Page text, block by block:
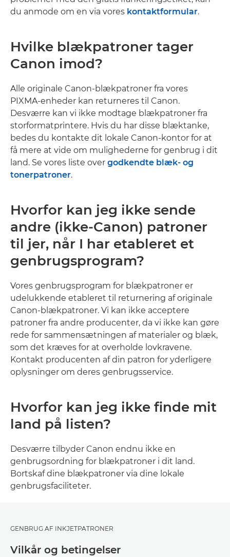
du anmode om en via vores kontaktformular.
Hvilke blækpatroner tager
Canon imod?
Alle originale Canon-blækpatroner fra vores
PIXMA-enheder kan returneres til Canon.
Desværre kan vi ikke modtage blækpatroner fra
storformatprintere. Hvis du har disse blæktanke,
bedes du kontakte dit lokale Canon-kontor for at
få mere at vide om mulighederne for genbrug i dit
land. Se vores liste over godkendte blæk- og
tonerpatroner.
Hvorfor kan jeg ikke sende
andre (ikke-Canon) patroner
til jer, når I har etableret et
genbrugsprogram?
Vores genbrugsprogram for blækpatroner er
udelukkende etableret til returnering af originale
Canon-blækpatroner. Vi kan ikke acceptere
patroner fra andre producenter, da vi ikke kan gøre
rede for sammensætningen af materialer og blæk,
som det kræves for at overholde lovkravene.
Kontakt producenten af din patron for yderligere
oplysninger om deres genbrugsservice.
Hvorfor kan jeg ikke finde mit
land på listen?
Desværre tilbyder Canon endnu ikke en
genbrugsordning for blækpatroner i dit land.
Bortskaf dine blækpatroner via dine lokale
genbrugsfaciliteter.
GENBRUG AF INKJETPATRONER
Vilkår og betingelser